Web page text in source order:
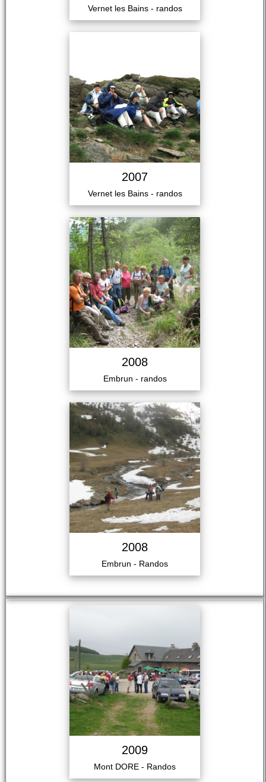
Vernet les Bains - randos
2007
Vernet les Bains - randos
2008
Embrun - randos
2008
Embrun - Randos
2009
Mont DORE - Randos